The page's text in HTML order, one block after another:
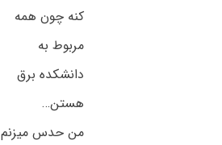
کنه چون همه
مربوط به
دانشکده برق
هستن…
من حدس میزنم